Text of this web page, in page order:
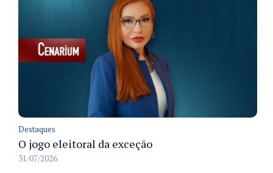
Destaques
O jogo eleitoral da exceção
31/07/2026